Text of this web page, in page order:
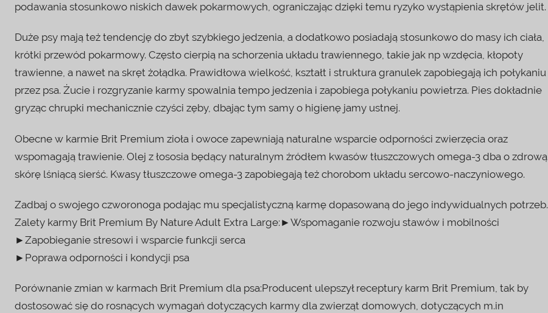
podawania stosunkowo niskich dawek pokarmowych, ograniczając dzięki temu ryzyko wystąpienia skrętów jelit.
Duże psy mają też tendencję do zbyt szybkiego jedzenia, a dodatkowo posiadają stosunkowo do masy ich ciała,
krótki przewód pokarmowy. Często cierpią na schorzenia układu trawiennego, takie jak np wzdęcia, kłopoty
trawienne, a nawet na skręt żołądka. Prawidłowa wielkość, kształt i struktura granulek zapobiegają ich połykaniu
przez psa. Żucie i rozgryzanie karmy spowalnia tempo jedzenia i zapobiega połykaniu powietrza. Pies dokładnie
gryząc chrupki mechanicznie czyści zęby, dbając tym samy o higienę jamy ustnej.
Obecne w karmie Brit Premium zioła i owoce zapewniają naturalne wsparcie odporności zwierzęcia oraz
wspomagają trawienie. Olej z łososia będący naturalnym źródłem kwasów tłuszczowych omega-3 dba o zdrową
skórę lśniącą sierść. Kwasy tłuszczowe omega-3 zapobiegają też chorobom układu sercowo-naczyniowego.
Zadbaj o swojego czworonoga podając mu specjalistyczną karmę dopasowaną do jego indywidualnych potrzeb.
Zalety karmy Brit Premium By Nature Adult Extra Large:►Wspomaganie rozwoju stawów i mobilności
►Zapobieganie stresowi i wsparcie funkcji serca
►Poprawa odporności i kondycji psa
Porównanie zmian w karmach Brit Premium dla psa:Producent ulepszył receptury karm Brit Premium, tak by
dostosować się do rosnących wymagań dotyczących karmy dla zwierząt domowych, dotyczących m.in